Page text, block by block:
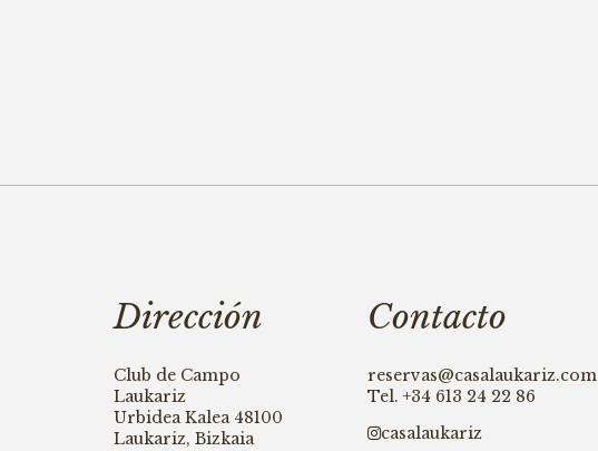
Dirección
Club de Campo
Laukariz
Urbidea Kalea 48100
Laukariz, Bizkaia
Contacto
reservas@casalaukariz.com
Tel. +34 613 24 22 86
casalaukariz